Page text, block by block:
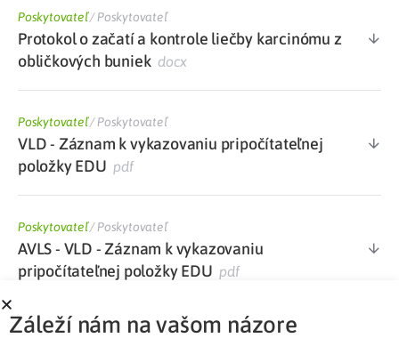
Poskytovateľ/Poskytovateľ
Protokol o začatí a kontrole liečby karcinómu z
obličkových buniekdocx
Poskytovateľ/Poskytovateľ
VLD - Záznam k vykazovaniu pripočítateľnej
položky EDU pdf
Poskytovateľ/Poskytovateľ
AVLS - VLD - Záznam k vykazovaniu
pripočítateľnej položky EDU pdf
Poskytovateľ/Poskytovateľ
Záleží nám na vašom názore